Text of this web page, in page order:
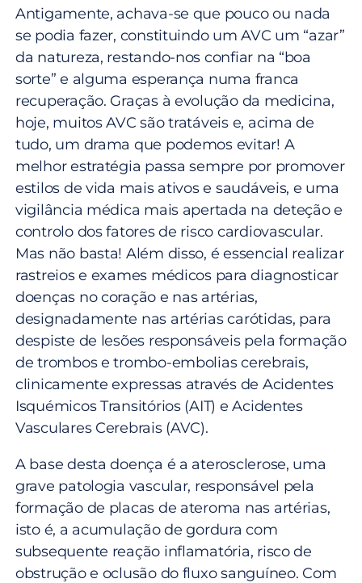
Antigamente, achava-se que pouco ou nada
se podia fazer, constituindo um AVC um “azar”
da natureza, restando-nos confiar na “boa
sorte” e alguma esperança numa franca
recuperação. Graças à evolução da medicina,
hoje, muitos AVC são tratáveis e, acima de
tudo, um drama que podemos evitar! A
melhor estratégia passa sempre por promover
estilos de vida mais ativos e saudáveis, e uma
vigilância médica mais apertada na deteção e
controlo dos fatores de risco cardiovascular.
Mas não basta! Além disso, é essencial realizar
rastreios e exames médicos para diagnosticar
doenças no coração e nas artérias,
designadamente nas artérias carótidas, para
despiste de lesões responsáveis pela formação
de trombos e trombo-embolias cerebrais,
clinicamente expressas através de Acidentes
Isquémicos Transitórios (AIT) e Acidentes
Vasculares Cerebrais (AVC).
A base desta doença é a aterosclerose, uma
grave patologia vascular, responsável pela
formação de placas de ateroma nas artérias,
isto é, a acumulação de gordura com
subsequente reação inflamatória, risco de
obstrução e oclusão do fluxo sanguíneo. Com